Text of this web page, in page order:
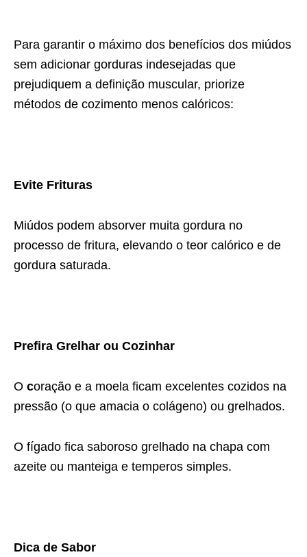
Para garantir o máximo dos benefícios dos miúdos
sem adicionar gorduras indesejadas que
prejudiquem a definição muscular, priorize
métodos de cozimento menos calóricos:
Evite Frituras
Miúdos podem absorver muita gordura no
processo de fritura, elevando o teor calórico e de
gordura saturada.
Prefira Grelhar ou Cozinhar
O coração e a moela ficam excelentes cozidos na
pressão (o que amacia o colágeno) ou grelhados.
O fígado fica saboroso grelhado na chapa com
azeite ou manteiga e temperos simples.
Dica de Sabor